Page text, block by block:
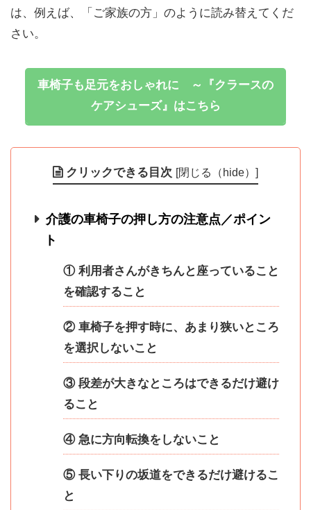
は、例えば、「ご家族の方」のように読み替えてくだ
さい。
車椅子も足元をおしゃれに ～『クラースの
ケアシューズ』はこちら
クリックできる目次 [閉じる（hide） ]
介護の車椅子の押し方の注意点／ポイン
ト
① 利用者さんがきちんと座っていること
を確認すること
② 車椅子を押す時に、あまり狭いところ
を選択しないこと
③ 段差が大きなところはできるだけ避け
ること
④ 急に方向転換をしないこと
⑤ 長い下りの坂道をできるだけ避けるこ
と